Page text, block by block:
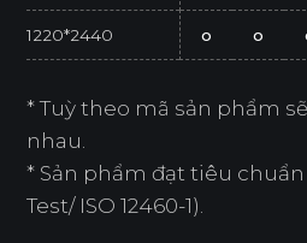
1220*2440 o o
* Tuỳ theo mã sản phẩm
nhau.
* Sản phẩm đạt tiêu chuẩn
Test/ ISO 12460-1).